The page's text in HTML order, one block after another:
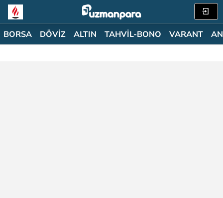
BORSA DÖVİZ ALTIN TAHVİL-BONO VARANT